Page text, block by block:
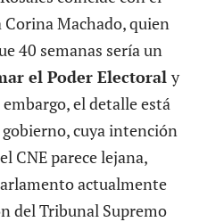
Machado, quien
40 semanas sería un
el Poder Electoral y
el detalle está
cuya intención
CNE parece lejana,
actualmente
del Tribunal Supremo